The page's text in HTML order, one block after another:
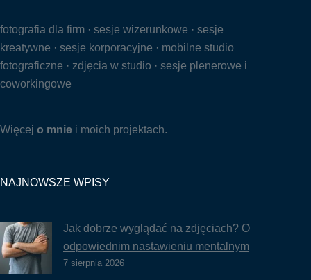
fotografia dla firm · sesje wizerunkowe · sesje
kreatywne · sesje korporacyjne · mobilne studio
fotograficzne · zdjęcia w studio · sesje plenerowe i
coworkingowe
Więcej o mnie i moich projektach.
NAJNOWSZE WPISY
Jak dobrze wyglądać na zdjęciach? O
odpowiednim nastawieniu mentalnym
7 sierpnia 2026